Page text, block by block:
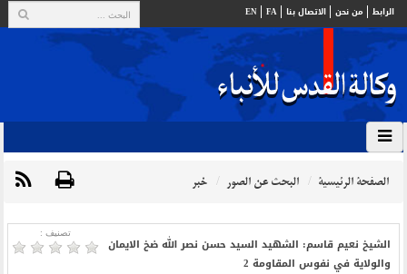
الرابط من نحن الاتصال بنا FA
EN
الصفحة الرئيسية البحث عن الصور خبر
تصنیف :
الشيخ نعيم قاسم: الشهيد السيد حسن نصر الله ضخ الايمان
والولاية في نفوس المقاومة 2